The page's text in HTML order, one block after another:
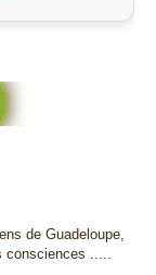
de Guadeloupe,
.....